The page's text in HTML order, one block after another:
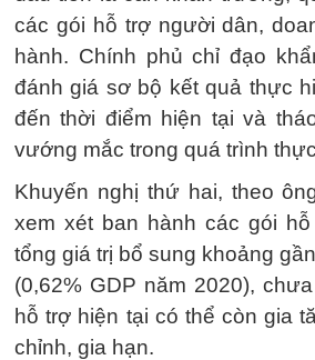
các gói hỗ trợ người dân,
hành. Chính phủ chỉ đạo
đánh giá sơ bộ kết quả thực
đến thời điểm hiện tại và
vướng mắc trong quá trình
Khuyến nghị thứ hai, theo
xem xét ban hành các gói
tổng giá trị bổ sung khoảng
(0,62% GDP năm 2020),
hỗ trợ hiện tại có thể còn gia
chỉnh, gia hạn.